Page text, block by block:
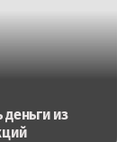
из